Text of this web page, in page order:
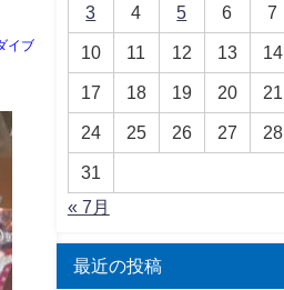
イブ
3 4 5 6 7
10 11 12 13 14
17 18 19 20 21
24 25 26 27 28
31
« 7月
最近の投稿